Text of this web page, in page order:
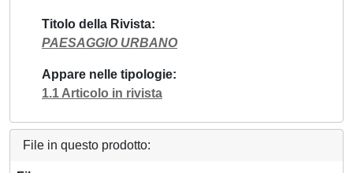
Titolo della Rivista
PAESAGGIO URBANO
Appare nelle tipologie
1.1 Articolo in rivista
File in questo prodotto: